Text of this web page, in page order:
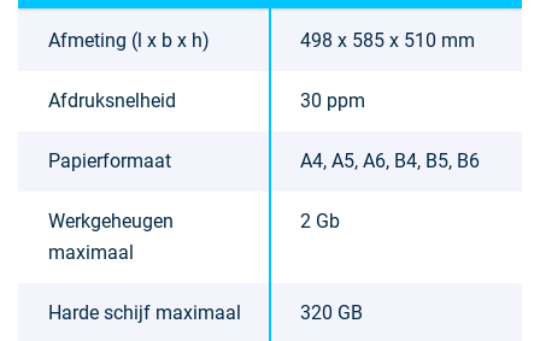
Afmeting (l x b x h) 498 x 585 x 510 mm
Afdruksnelheid 30 ppm
Papierformaat A4, A5, A6, B4, B5, B6
Werkgeheugen
maximaal
2 Gb
Harde schijf maximaal 320 GB